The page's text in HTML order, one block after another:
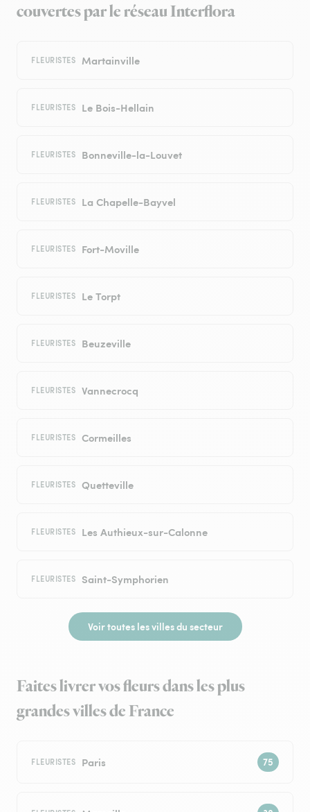
couvertes par le réseau Interflora
FLEURISTES Martainville
FLEURISTES Le Bois-Hellain
FLEURISTES Bonneville-la-Louvet
FLEURISTES La Chapelle-Bayvel
FLEURISTES Fort-Moville
FLEURISTES Le Torpt
FLEURISTES Beuzeville
FLEURISTES Vannecrocq
FLEURISTES Cormeilles
FLEURISTES Quetteville
FLEURISTES Les Authieux-sur-Calonne
FLEURISTES Saint-Symphorien
Voir toutes les villes du secteur
Faites livrer vos fleurs dans les plus
grandes villes de France
FLEURISTES Paris